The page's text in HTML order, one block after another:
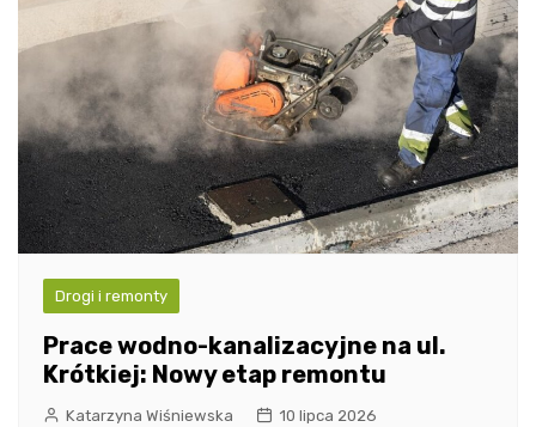
Drogi i remonty
Prace wodno-kanalizacyjne na ul.
Krótkiej: Nowy etap remontu
Katarzyna Wiśniewska 10 lipca 2026